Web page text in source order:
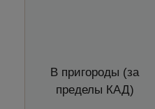
В пригороды (за
пределы КАД)